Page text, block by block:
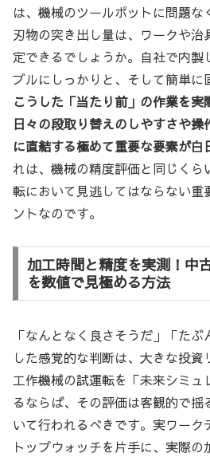
は、機械のツールポットに問題な
刃物の突き出し量は、ワークや
定できるでしょうか。自社で内製
ブルにしっかりと、そして簡単に
こうした「当たり前」の作業を実
日々の段取り替えのしやすさや
に直結する極めて重要な要素が白
れは、機械の精度評価と同じくら
転において見逃してはならない重
ントなのです。
加工時間と精度を実測！中
を数値で見極める方法
「なんとなく良さそうだ」「た
した感覚的な判断は、大きな投
工作機械の試運転を「未来シミュ
るならば、その評価は客観的で
いて行われるべきです。実ワーク
トップウォッチを片手に、実際